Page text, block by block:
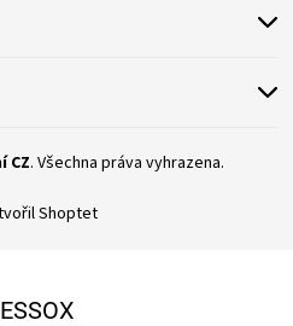
Shoptet
CZ. Všechna práva vyhrazena.